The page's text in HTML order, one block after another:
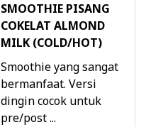
SMOOTHIE PISANG
COKELAT ALMOND
MILK (COLD/HOT)
Smoothie yang sangat
bermanfaat. Versi
dingin cocok untuk
pre/post ...